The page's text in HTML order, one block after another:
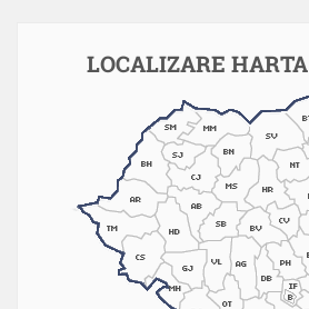
LOCALIZARE HARTA